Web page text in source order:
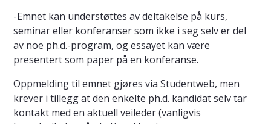
-Emnet kan understøttes av deltakelse på kurs,
seminar eller konferanser som ikke i seg selv er del
av noe ph.d.-program, og essayet kan være
presentert som paper på en konferanse.
Oppmelding til emnet gjøres via Studentweb, men
krever i tillegg at den enkelte ph.d. kandidat selv tar
kontakt med en aktuell veileder (vanligvis